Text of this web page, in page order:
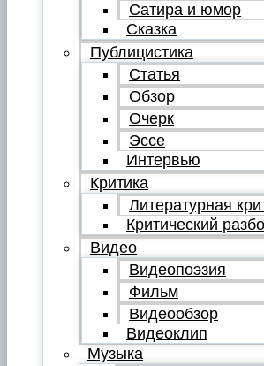
Сатира и юмор
Сказка
Публицистика
Статья
Обзор
Очерк
Эссе
Интервью
Критика
Литературная
Критический
Видео
Видеопоэзия
Фильм
Видеообзор
Видеоклип
Музыка